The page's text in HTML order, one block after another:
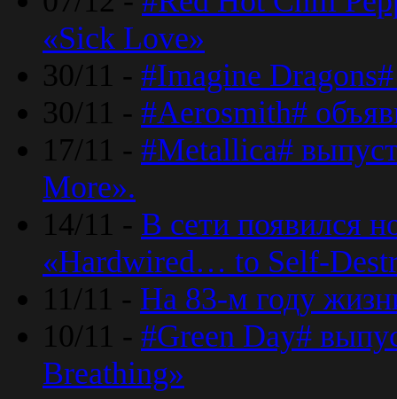
«Sick Love»
30/11 - #Imagine
30/11 - #Aerosmith#
17/11 - #Metallica#
More».
14/11 - В сети появился
«Hardwired… to Self-
11/11 - На 83-м году
10/11 - #Green Day#
Breathing»